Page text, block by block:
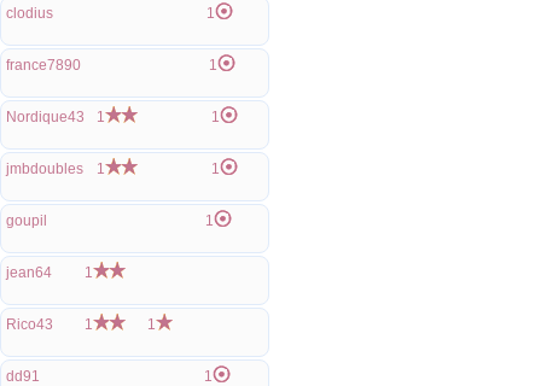
clodius 1
france7890 1
Nordique43 1 1
jmbdoubles 1 1
goupil 1
jean64 1
Rico43 1 1
dd91 1